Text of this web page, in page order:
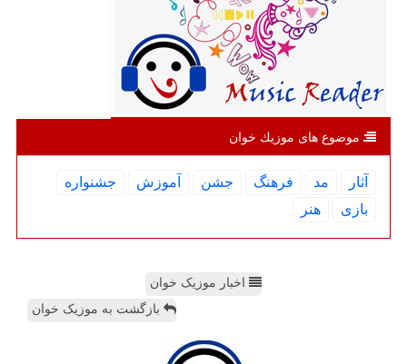
موضوع های موزیك خوان
آثار مد فرهنگ جشن آموزش
جشنواره
بازی
هنر
اخبار موزیک خوان
بازگشت به موزیک خوان